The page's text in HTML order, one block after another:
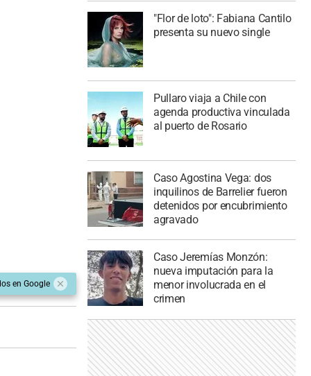
en Google
"Flor de loto": Fabiana Cantilo
presenta su nuevo single
Pullaro viaja a Chile con
agenda productiva vinculada
al puerto de Rosario
Caso Agostina Vega: dos
inquilinos de Barrelier fueron
detenidos por encubrimiento
agravado
Caso Jeremías Monzón:
nueva imputación para la
menor involucrada en el
crimen